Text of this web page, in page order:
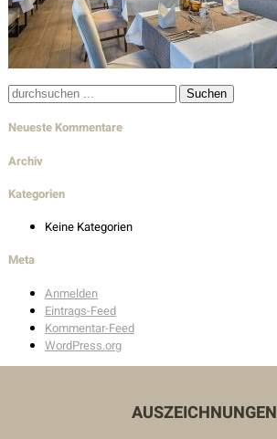
Privathäuser
Wohnbau
Innenarchitektur
Außenanlagen
Kontakt
Pressekontakt
Suche
Neueste Kommentare
Archiv
Kategorien
Keine Kategorien
Meta
Anmelden
Eintrags-Feed
Kommentar-Feed
WordPress.org
AUSZEICHNUNGEN